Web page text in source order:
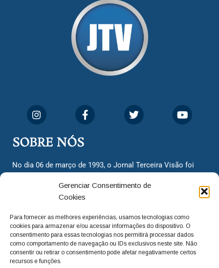
Gerenciar Consentimento de
Cookies
Para fornecer as melhores experiências, usamos tecnologias como
cookies para armazenar e/ou acessar informações do dispositivo. O
consentimento para essas tecnologias nos permitirá processar dados
como comportamento de navegação ou IDs exclusivos neste site. Não
consentir ou retirar o consentimento pode afetar negativamente certos
recursos e funções.
SOBRE NÓS
No dia 06 de março de 1993, o Jornal Terceira Visão foi
cidadãos valinhenses, já que naquela época só existiam
dois jornais. Há mais de 30 anos, o jornal continua
com o foco de trazer as melhores notícias. Nunca
deixamos de lado as necessidades do cidadão, sempre
questionando os órgãos públicos em busca de melhorias
para a cidade e sempre cobrando resoluções para casos